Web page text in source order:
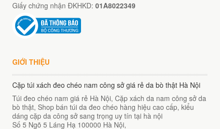
Giấy chứng nhận ĐKHKD: 01A8022349
GIỚI THIỆU
Cặp túi xách đeo chéo nam công sở giá rẻ da bò thật Hà Nội
Túi đeo chéo nam giá rẻ Hà Nội, Cặp xách da nam công sở da
bò thật, Shop bán túi da đeo chéo hàng hiệu cao cấp, kiểu
dáng cặp da công sở sang trọng uy tín tại hà nội
Số 5 Ngõ 5 Láng Hạ 100000 Hà Nội,